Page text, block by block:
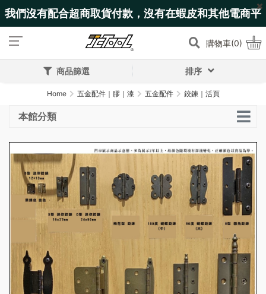
我們沒有配合超商取貨付款，沒有在蝦皮和其他電商平
台上架! 購物車(0)
商品篩選 排序
Home 五金配件｜膠｜漆 五金配件 鉸鍊｜活頁
本館分類